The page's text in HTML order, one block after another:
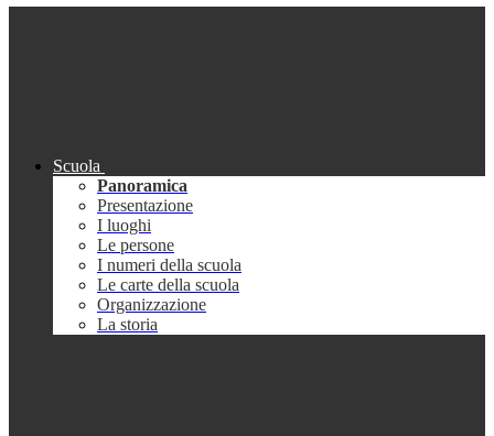
Scuola
Panoramica
Presentazione
I luoghi
Le persone
I numeri della scuola
Le carte della scuola
Organizzazione
La storia